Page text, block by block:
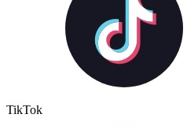
TikTok